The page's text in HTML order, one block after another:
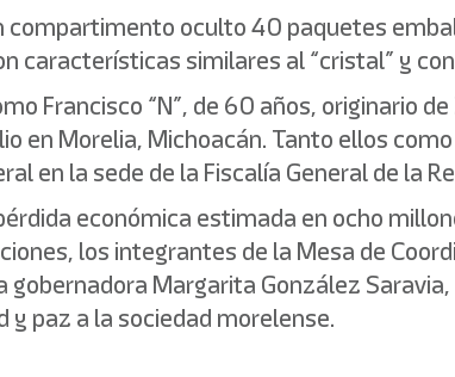
compartimento oculto 40 paquetes
características similares al “cristal” y
Francisco “N”, de 60 años, originario
en Morelia, Michoacán. Tanto ellos
en la sede de la Fiscalía General de la
económica estimada en ocho
los integrantes de la Mesa de
gobernadora Margarita González
paz a la sociedad morelense.